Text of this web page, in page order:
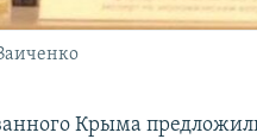
Крыма